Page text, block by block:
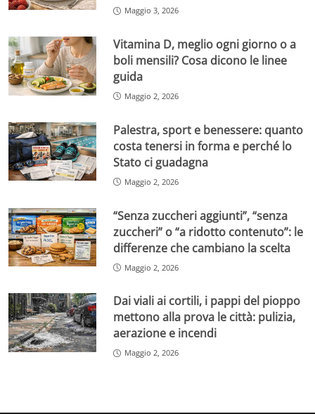
Maggio 3, 2026
Vitamina D, meglio ogni giorno o a
boli mensili? Cosa dicono le linee
guida
Maggio 2, 2026
Palestra, sport e benessere: quanto
costa tenersi in forma e perché lo
Stato ci guadagna
Maggio 2, 2026
“Senza zuccheri aggiunti”, “senza
zuccheri” o “a ridotto contenuto”: le
differenze che cambiano la scelta
Maggio 2, 2026
Dai viali ai cortili, i pappi del pioppo
mettono alla prova le città: pulizia,
aerazione e incendi
Maggio 2, 2026